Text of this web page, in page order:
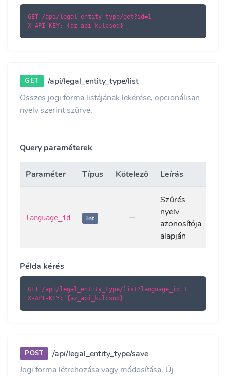
GET /api/legal_entity_type/get?id=1
X-API-KEY: {az_api_kulcsod}
GET
/api/legal_entity_type/list
Összes jogi forma listájának lekérése, opcionálisan
nyelv szerint szűrve.
Query paraméterek
Paraméter Típus Kötelező Leírás
language_id int
Szűrés
nyelv
azonosítója
alapján
Példa kérés
GET /api/legal_entity_type/list?language_id=1
X-API-KEY: {az_api_kulcsod}
POST
/api/legal_entity_type/save
Jogi forma létrehozása vagy módosítása. Új